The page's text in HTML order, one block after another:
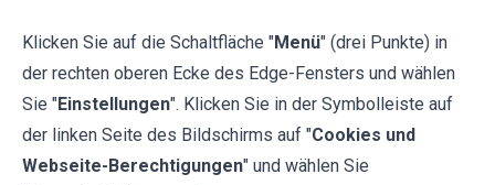
Klicken Sie auf die Schaltfläche "Menü" (drei Punkte) in
der rechten oberen Ecke des Edge-Fensters und wählen
Sie "Einstellungen". Klicken Sie in der Symbolleiste auf
der linken Seite des Bildschirms auf "Cookies und
Webseite-Berechtigungen" und wählen Sie